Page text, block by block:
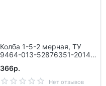
Колба 1-5-2 мерная, ТУ
9464-013-52876351-2014,
10001141
366р.
Нет отзывов